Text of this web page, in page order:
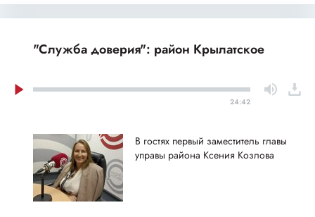
"Служба доверия": район Крылатское
24:42
В гостях первый заместитель главы
управы района Ксения Козлова